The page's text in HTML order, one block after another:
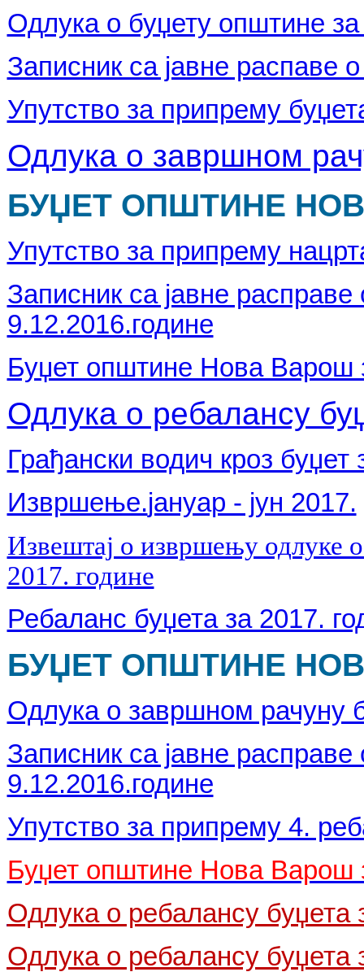
Одлука о буџету општине за
Записник са јавне распаве
Упутство за припрему
Одлука о завршном
БУЏЕТ ОПШТИНЕ
Упутство за припрему
Записник са јавне
9.12.2016.године
Буџет општине Нова Варош
Одлука о ребалансу
Грађански водич кроз буџет
Извршење.јануар - јун 2017.
Извештај о извршењу одлуке
2017. године
Ребаланс буџета за 2017.
БУЏЕТ ОПШТИНЕ
Одлука о завршном рачуну
Записник са јавне
9.12.2016.године
Упутство за припрему 4.
Буџет општине Нова Варош
Одлука о ребалансу буџета
Одлука о ребалансу буџета